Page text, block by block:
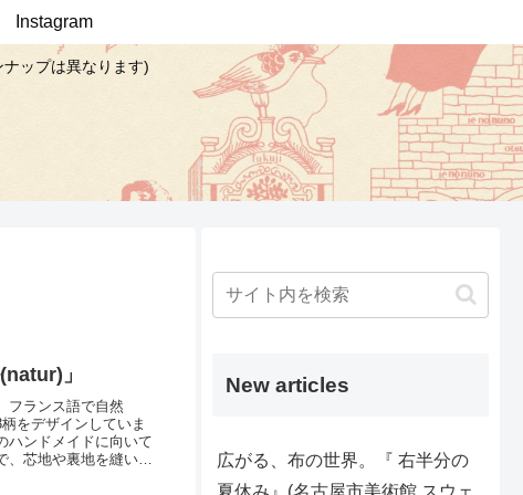
ップは異なります)
Instagram
」
フランス語で自然
をデザインしていま
ハンドメイドに向いて
芯地や裏地を縫い合
New articles
広がる、布の世界。『 右半分の
夏休み』(名古屋市美術館 スウェ